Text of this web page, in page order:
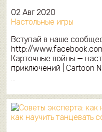
02 Авг 2020
Настольные игры
Вступай в наше
http://
Карточные войны —
приключений | Cartoon